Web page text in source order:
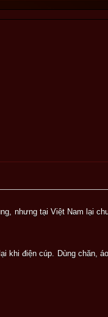
nhưng tại Việt Nam lại
khi điện cúp. Dùng chăn,